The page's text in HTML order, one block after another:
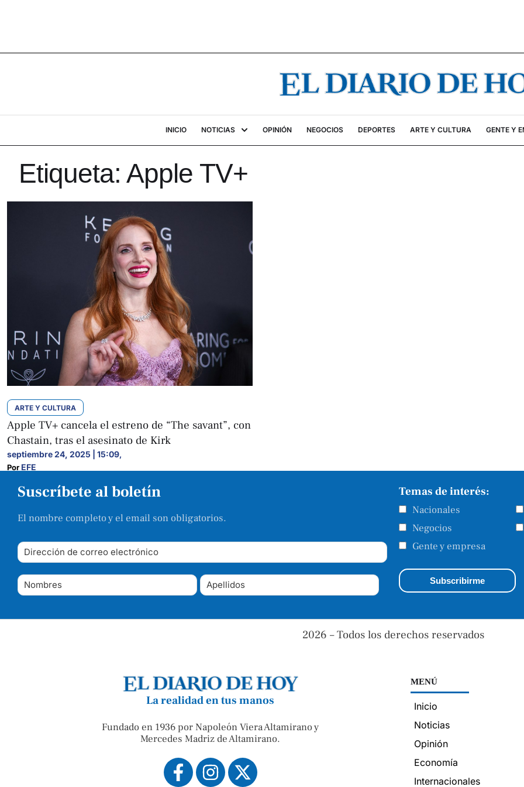
INICIO NOTICIAS OPINIÓN NEGOCIOS DEPORTES ARTE Y CULTURA GENTE Y
Etiqueta: Apple TV+
ARTE Y CULTURA
Apple TV+ cancela el estreno de “The savant”, con
Chastain, tras el asesinato de Kirk
septiembre 24, 2025 | 15:09,
Por EFE
Suscríbete al boletín
El nombre completo y el email son obligatorios.
Temas de interés:
Nacionales
Negocios
Gente y empresa
2026 – Todos los derechos reservados
La realidad en tus manos
Fundado en 1936 por Napoleón Viera Altamirano y
Mercedes Madriz de Altamirano.
MENÚ
Inicio
Noticias
Opinión
Economía
Internacionales